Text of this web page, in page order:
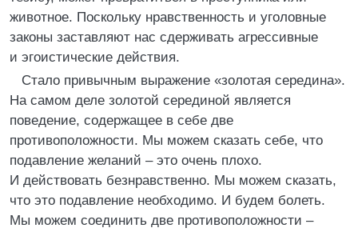
животное. Поскольку нравственность и уголовные
законы заставляют нас сдерживать агрессивные
и эгоистические действия.
Стало привычным выражение «золотая середина».
На самом деле золотой серединой является
поведение, содержащее в себе две
противоположности. Мы можем сказать себе, что
подавление желаний – это очень плохо.
И действовать безнравственно. Мы можем сказать,
что это подавление необходимо. И будем болеть.
Мы можем соединить две противоположности –